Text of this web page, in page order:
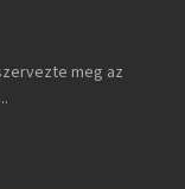
meg az